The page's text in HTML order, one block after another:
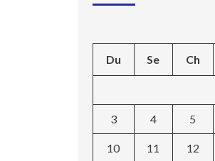
Du Se Ch
3 4 5
10 11 12